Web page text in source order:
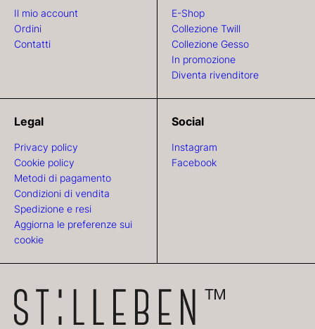
Il mio account
Ordini
Contatti
E-Shop
Collezione Twill
Collezione Gesso
In promozione
Diventa rivenditore
Legal
Privacy policy
Cookie policy
Metodi di pagamento
Condizioni di vendita
Spedizione e resi
Aggiorna le preferenze sui
cookie
Social
Instagram
Facebook